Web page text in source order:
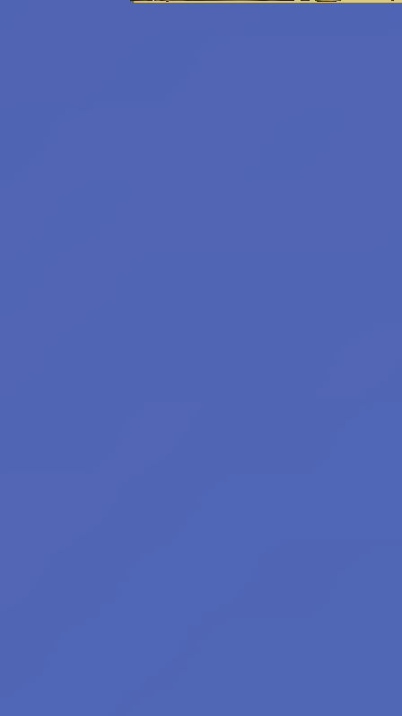
Emeritní